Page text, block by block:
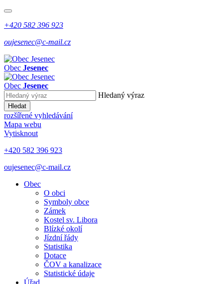
+420 582 396 923
oujesenec@c-mail.cz
Obec Jesenec
Obec Jesenec
Hledaný výraz
Hledat
rozšířené vyhledávání
Mapa webu
Vytisknout
+420 582 396 923
oujesenec@c-mail.cz
Obec
O obci
Symboly obce
Zámek
Kostel sv. Libora
Blízké okolí
Jízdní řády
Statistika
Dotace
ČOV a kanalizace
Statistické údaje
Úřad